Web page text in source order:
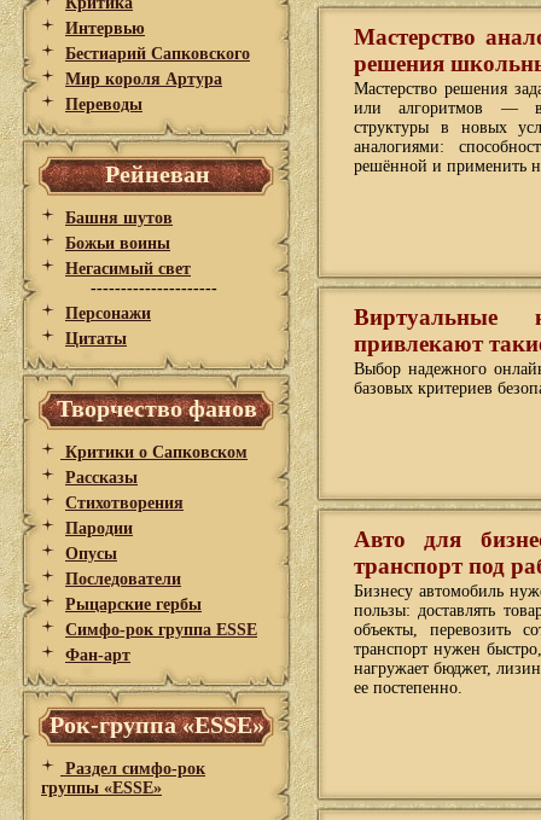
Интервью
Бестиарий Сапковского
Мир короля Артура
Переводы
Рейневан
Башня шутов
Божьи воины
Негасимый свет
---------------------
Персонажи
Цитаты
Творчество фанов
Критики о Сапковском
Рассказы
Стихотворения
Пародии
Опусы
Последователи
Рыцарские гербы
Симфо-рок группа ESSE
Фан-арт
Рок-группа «ESSE»
Раздел симфо-рок
группы «ESSE»
Мастерство
решения
Мастерство решения
или алгоритмов —
структуры в новых
аналогиями:
решённой и применить
привлекают
Выбор надежного
базовых критериев
Авто для
транспорт под
Бизнесу автомобиль
пользы: доставлять
объекты, перевозить
транспорт нужен
нагружает бюджет,
ее постепенно.